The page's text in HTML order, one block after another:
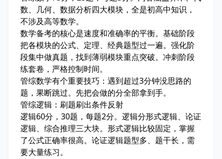
数、几何、数据分析四大模块，全是初高中知识，
不涉及高等数学。
数学备考的核心是速度和准确率的平衡。基础阶段
把各模块的公式、定理、经典题型过一遍。强化阶
段集中做真题，找到薄弱模块重点突破。冲刺阶段
练套卷，严格控制时间。
管综数学有个重要技巧：遇到超过3分钟没思路的
题，果断跳过。先把会做的分全部拿到手。
管综逻辑：刷题刷出条件反射
逻辑60分，30题，每题2分。逻辑分形式逻辑、论证
逻辑、综合推理三大块。形式逻辑比较固定，掌握
了公式正确率很高。论证逻辑题型多、题干长，需
要大量练习。